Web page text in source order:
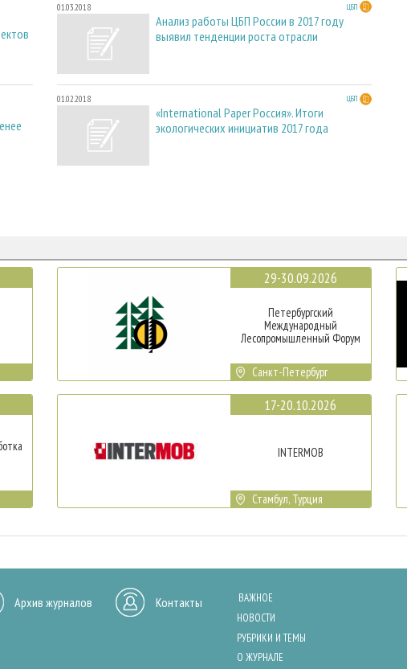
01.03.2018 ЦБП
Анализ работы ЦБП России в 2017 году
выявил тенденции роста отрасли
01.02.2018 ЦБП
«International Paper Россия». Итоги
экологических инициатив 2017 года
29-30.09.2026
Петербургский
Международный
Лесопромышленный Форум
Санкт-Петербург
17-20.10.2026
INTERMOB
Стамбул, Турция
Архив журналов Контакты
ВАЖНОЕ
НОВОСТИ
РУБРИКИ И ТЕМЫ
О ЖУРНАЛЕ